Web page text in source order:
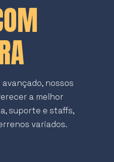
nossos
a melhor
suporte e staffs,
variados.